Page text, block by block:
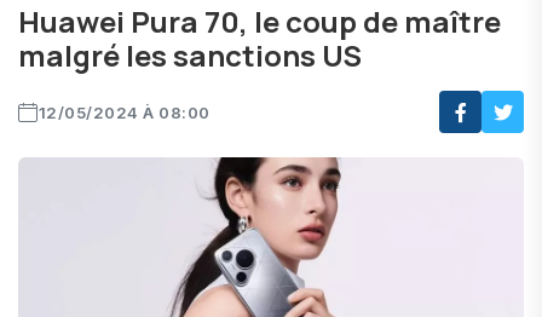
Huawei Pura 70, le coup de maître
malgré les sanctions US
12/05/2024 À 08:00